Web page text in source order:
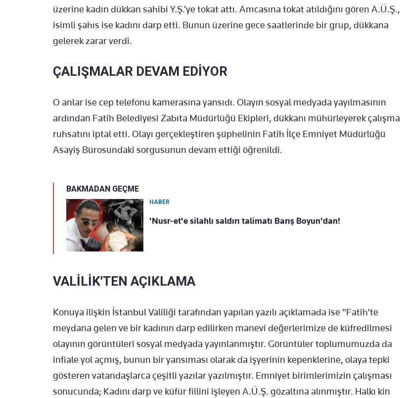
üzerine kadın dükkan sahibi Y.Ş.’ye tokat attı. Amcasına tokat atıldığını gören A.Ü.Ş.,
isimli şahıs ise kadını darp etti. Bunun üzerine gece saatlerinde bir grup, dükkana
gelerek zarar verdi.
ÇALIŞMALAR DEVAM EDİYOR
O anlar ise cep telefonu kamerasına yansıdı. Olayın sosyal medyada yayılmasının
ardından Fatih Belediyesi Zabıta Müdürlüğü Ekipleri, dükkanı mühürleyerek çalışma
ruhsatını iptal etti. Olayı gerçekleştiren şüphelinin Fatih İlçe Emniyet Müdürlüğü
Asayiş Bürosundaki sorgusunun devam ettiği öğrenildi.
BAKMADAN GEÇME
HABER
'Nusr-et'e silahlı saldırı talimatı Barış Boyun'dan!
VALİLİK'TEN AÇIKLAMA
Konuya ilişkin İstanbul Valiliği tarafından yapılan yazılı açıklamada ise "Fatih'te
meydana gelen ve bir kadının darp edilirken manevi değerlerimize de küfredilmesi
olayının görüntüleri sosyal medyada yayınlanmıştır. Görüntüler toplumumuzda da
infiale yol açmış, bunun bir yansıması olarak da işyerinin kepenklerine, olaya tepki
gösteren vatandaşlarca çeşitli yazılar yazılmıştır. Emniyet birimlerimizin çalışması
sonucunda; Kadını darp ve küfür fiilini işleyen A.Ü.Ş. gözaltına alınmıştır. Halkı kin